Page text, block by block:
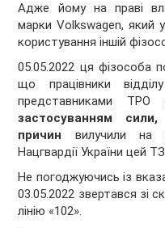
Адже йому на праві
марки Volkswagen, який
користування іншій
05.05.2022 ця фізособа
що працівники
представниками
застосуванням
причин вилучили на
Нацгвардії України цей
Не погоджуючись із
03.05.2022 звертався зі
лінію «102».